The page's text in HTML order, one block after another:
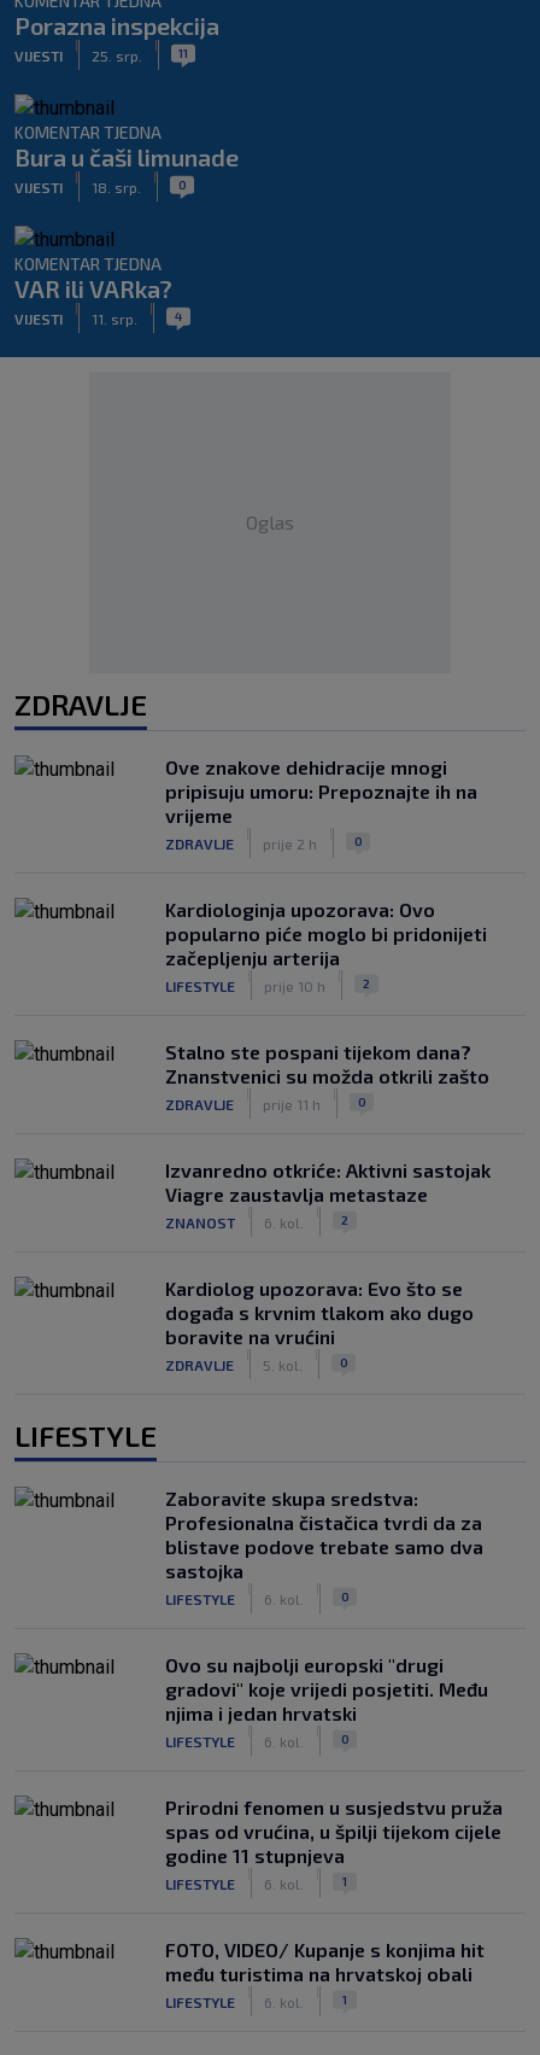
Porazna inspekcija
VIJESTI 25. srp. 11
KOMENTAR TJEDNA
Bura u čaši limunade
VIJESTI 18. srp. 0
KOMENTAR TJEDNA
VAR ili VARka?
VIJESTI 11. srp. 4
Oglas
ZDRAVLJE
Ove znakove dehidracije mnogi
pripisuju umoru: Prepoznajte ih na
vrijeme
ZDRAVLJE prije 2 h 0
Kardiologinja upozorava: Ovo
popularno piće moglo bi pridonijeti
začepljenju arterija
LIFESTYLE prije 10 h 2
Stalno ste pospani tijekom dana?
Znanstvenici su možda otkrili zašto
ZDRAVLJE prije 11 h 0
Izvanredno otkriće: Aktivni sastojak
Viagre zaustavlja metastaze
ZNANOST 6. kol. 2
Kardiolog upozorava: Evo što se
događa s krvnim tlakom ako dugo
boravite na vrućini
ZDRAVLJE 5. kol. 0
LIFESTYLE
Zaboravite skupa sredstva:
Profesionalna čistačica tvrdi da za
blistave podove trebate samo dva
sastojka
LIFESTYLE 6. kol. 0
Ovo su najbolji europski "drugi
gradovi" koje vrijedi posjetiti. Među
njima i jedan hrvatski
LIFESTYLE 6. kol. 0
Prirodni fenomen u susjedstvu pruža
spas od vrućina, u špilji tijekom cijele
godine 11 stupnjeva
LIFESTYLE 6. kol. 1
FOTO, VIDEO/ Kupanje s konjima hit
među turistima na hrvatskoj obali
LIFESTYLE 6. kol. 1